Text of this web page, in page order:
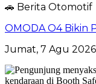
🚗 Berita Otomotif
OMODA O4 Bikin
Jumat, 7 Agu